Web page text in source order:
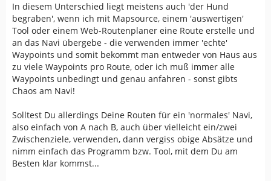
In diesem Unterschied liegt meistens auch 'der Hund
begraben', wenn ich mit Mapsource, einem 'auswertigen'
Tool oder einem Web-Routenplaner eine Route erstelle und
an das Navi übergebe - die verwenden immer 'echte'
Waypoints und somit bekommt man entweder von Haus aus
zu viele Waypoints pro Route, oder ich muß immer alle
Waypoints unbedingt und genau anfahren - sonst gibts
Chaos am Navi!
Solltest Du allerdings Deine Routen für ein 'normales' Navi,
also einfach von A nach B, auch über vielleicht ein/zwei
Zwischenziele, verwenden, dann vergiss obige Absätze und
nimm einfach das Programm bzw. Tool, mit dem Du am
Besten klar kommst...